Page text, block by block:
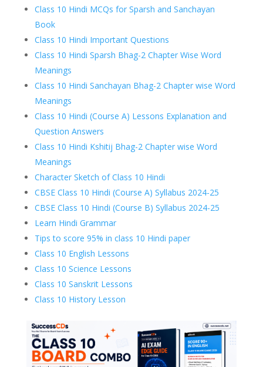
Class 10 Hindi MCQs for Sparsh and Sanchayan
Book
Class 10 Hindi Important Questions
Class 10 Hindi Sparsh Bhag-2 Chapter Wise Word
Meanings
Class 10 Hindi Sanchayan Bhag-2 Chapter wise Word
Meanings
Class 10 Hindi (Course A) Lessons Explanation and
Question Answers
Class 10 Hindi Kshitij Bhag-2 Chapter wise Word
Meanings
Character Sketch of Class 10 Hindi
CBSE Class 10 Hindi (Course A) Syllabus 2024-25
CBSE Class 10 Hindi (Course B) Syllabus 2024-25
Learn Hindi Grammar
Tips to score 95% in class 10 Hindi paper
Class 10 English Lessons
Class 10 Science Lessons
Class 10 Sanskrit Lessons
Class 10 History Lesson